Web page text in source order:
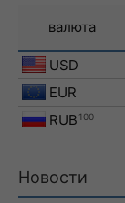
валюта
USD
EUR
RUB 100
Новости